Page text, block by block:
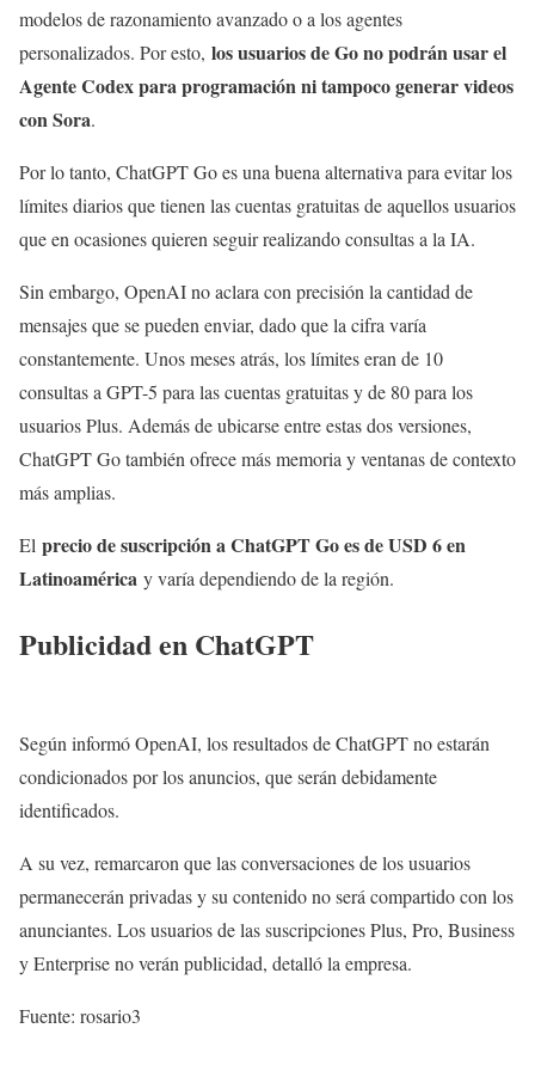
modelos de razonamiento avanzado o a los agentes
personalizados. Por esto, los usuarios de Go no podrán usar el
Agente Codex para programación ni tampoco generar videos
con Sora.
Por lo tanto, ChatGPT Go es una buena alternativa para evitar los
límites diarios que tienen las cuentas gratuitas de aquellos usuarios
que en ocasiones quieren seguir realizando consultas a la IA.
Sin embargo, OpenAI no aclara con precisión la cantidad de
mensajes que se pueden enviar, dado que la cifra varía
constantemente. Unos meses atrás, los límites eran de 10
consultas a GPT-5 para las cuentas gratuitas y de 80 para los
usuarios Plus. Además de ubicarse entre estas dos versiones,
ChatGPT Go también ofrece más memoria y ventanas de contexto
más amplias.
El precio de suscripción a ChatGPT Go es de USD 6 en
Latinoamérica y varía dependiendo de la región.
Publicidad en ChatGPT
Según informó OpenAI, los resultados de ChatGPT no estarán
condicionados por los anuncios, que serán debidamente
identificados.
A su vez, remarcaron que las conversaciones de los usuarios
permanecerán privadas y su contenido no será compartido con los
anunciantes. Los usuarios de las suscripciones Plus, Pro, Business
y Enterprise no verán publicidad, detalló la empresa.
Fuente: rosario3